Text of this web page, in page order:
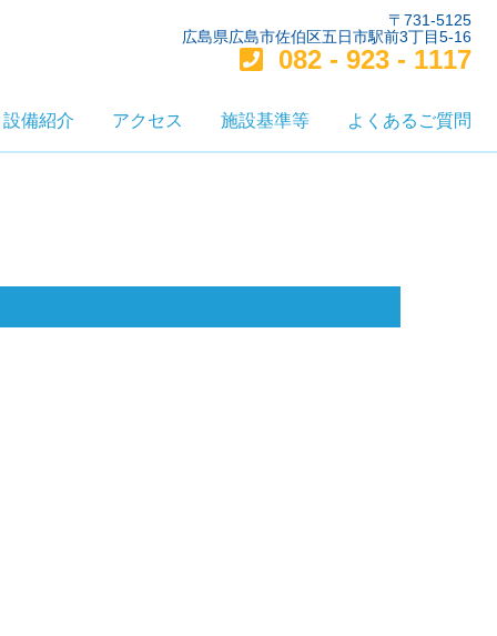
〒731-5125
広島県広島市佐伯区五日市駅前3丁目5-16
082 - 923 - 1117
設備紹介 アクセス 施設基準等 よくあるご質問